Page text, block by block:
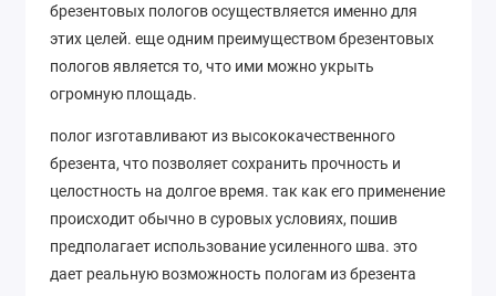
брезентовых пологов осуществляется именно для
этих целей. еще одним преимуществом брезентовых
пологов является то, что ими можно укрыть
огромную площадь.
полог изготавливают из высококачественного
брезента, что позволяет сохранить прочность и
целостность на долгое время. так как его применение
происходит обычно в суровых условиях, пошив
предполагает использование усиленного шва. это
дает реальную возможность пологам из брезента